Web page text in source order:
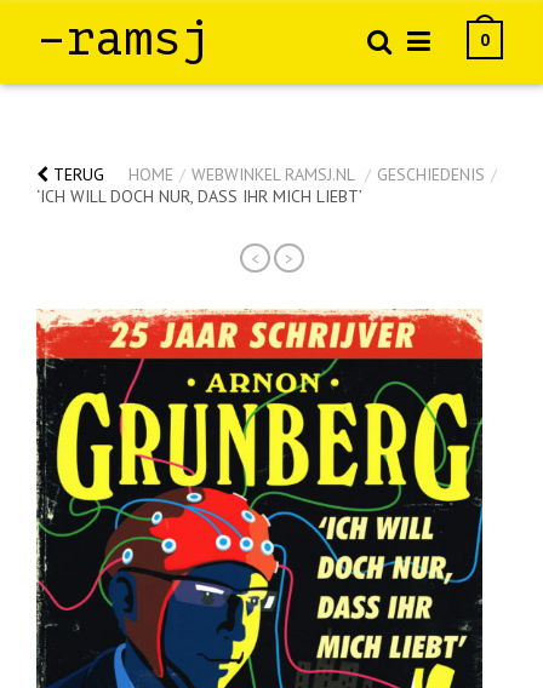
–ramsj 0
TERUG HOME / WEBWINKEL RAMSJ.NL / GESCHIEDENIS /
‘ICH WILL DOCH NUR, DASS IHR MICH LIEBT’
< >